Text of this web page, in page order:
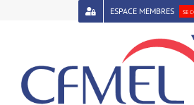
Open toolbar
ESPACE MEMBRES SE